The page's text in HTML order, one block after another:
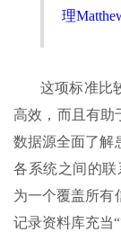
理
这项标准比
高效，而且有助
数据源全面了解
各系统之间的
为一个覆盖所有
记录资料库充当“